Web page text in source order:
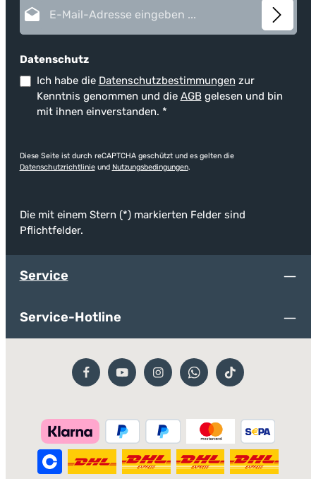
Datenschutz
Ich habe die Datenschutzbestimmungen zur
Kenntnis genommen und die AGBgelesen und bin
mit ihnen einverstanden. *
Diese Seite ist durch reCAPTCHA geschützt und es gelten die
Datenschutzrichtlinieund Nutzungsbedingungen.
Die mit einem Stern (*) markierten Felder sind
Pflichtfelder.
Service
Service-Hotline